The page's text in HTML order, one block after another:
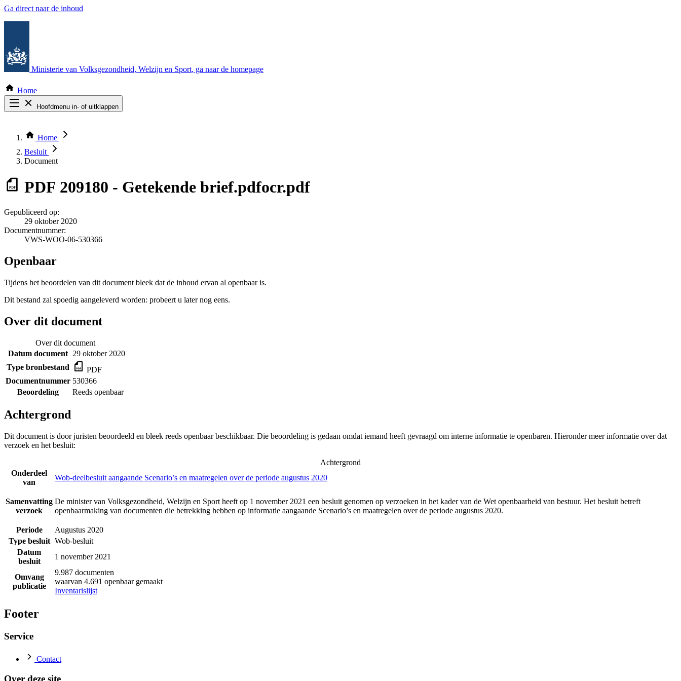
Ga direct naar de inhoud
Ministerie van Volksgezondheid, Welzijn en Sport, ga naar de homepage
Home
Hoofdmenu in- of uitklappen
Thema COVID-19
Bekijk per bestuursorgaan
Home
Besluit
Document
PDF 209180 - Getekende brief.pdfocr.pdf
Gepubliceerd op:
29 oktober 2020
Documentnummer:
VWS-WOO-06-530366
Openbaar
Tijdens het beoordelen van dit document bleek dat de inhoud ervan al openbaar is.
Dit bestand zal spoedig aangeleverd worden: probeert u later nog eens.
Over dit document
Over dit document
Datum document 29 oktober 2020
Type bronbestand
PDF
Documentnummer 530366
Beoordeling
Reeds openbaar
Achtergrond
Dit document is door juristen beoordeeld en bleek reeds openbaar beschikbaar. Die beoordeling is gedaan omdat iemand heeft gevraagd om interne informatie te openbaren. Hieronder meer informatie over dat
verzoek en het besluit:
Achtergrond
Onderdeel
van
Wob-deelbesluit aangaande Scenario’s en maatregelen over de periode augustus 2020
Samenvatting
verzoek
De minister van Volksgezondheid, Welzijn en Sport heeft op 1 november 2021 een besluit genomen op verzoeken in het kader van de Wet openbaarheid van bestuur. Het besluit betreft
openbaarmaking van documenten die betrekking hebben op informatie aangaande Scenario’s en maatregelen over de periode augustus 2020.
Periode
Augustus 2020
Type besluit Wob-besluit
Datum
besluit
1 november 2021
Omvang
publicatie
9.987 documenten
waarvan 4.691 openbaar gemaakt
Inventarislijst
Footer
Service
Contact
Over deze site